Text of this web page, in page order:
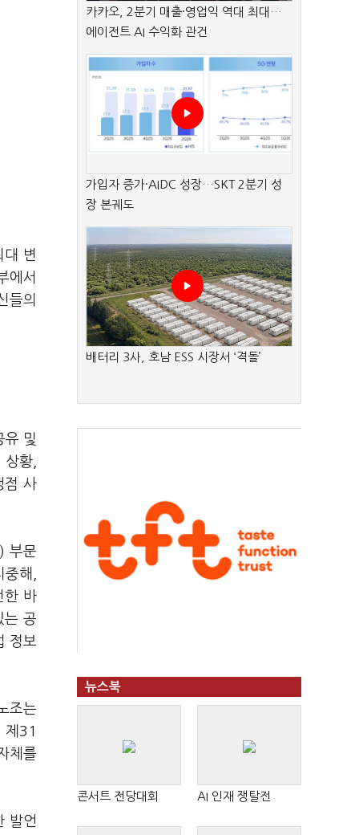
대 변
에서
들의
유 및
상황
점 사
부문
중해
한 바
는 공
정보
조는
31
체를
발언
카카오, 2분기 매출·영업익 역대 최대…
에이전트 AI 수익화 관건
가입자 증가·AIDC 성장…SKT 2분기 성
장 본궤도
배터리 3사, 호남 ESS 시장서 ‘격돌’
뉴스북
콘서트 전당대회 AI 인재 쟁탈전